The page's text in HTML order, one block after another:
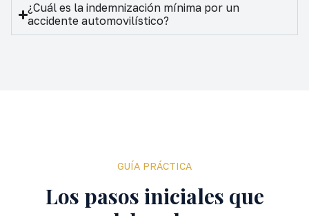
¿Cuál es la indemnización mínima por un
accidente automovilístico?
GUÍA PRÁCTICA
Los pasos iniciales que